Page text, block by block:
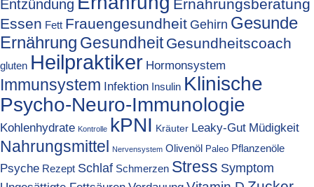
Entzündung
Ernährungsberatung
Essen Fett Frauengesundheit Gehirn Gesunde
Ernährung Gesundheit Gesundheitscoach
gluten Heilpraktiker Hormonsystem
Immunsystem Infektion Insulin Klinische
Psycho-Neuro-Immunologie
Kohlenhydrate Kontrolle kPNI Kräuter Leaky-Gut Müdigkeit
Nahrungsmittel Nervensystem Olivenöl Paleo Pflanzenöle
Psyche Rezept Schlaf Schmerzen Stress Symptom